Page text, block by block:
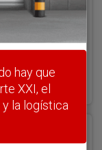
hay que
XXI, el
la logística